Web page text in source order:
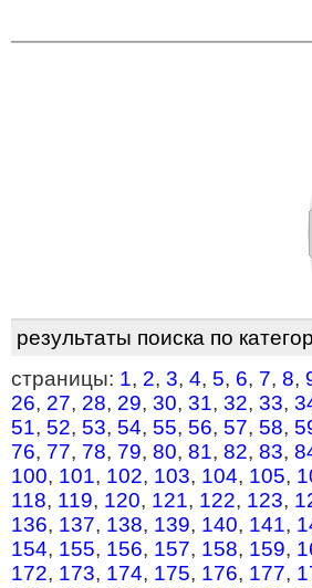
——————————
результаты поиска по
страницы: 1, 2, 3, 4, 5, 6, 7, 8,
26, 27, 28, 29, 30, 31, 32, 33,
51, 52, 53, 54, 55, 56, 57, 58,
76, 77, 78, 79, 80, 81, 82, 83,
100, 101, 102, 103, 104, 105,
118, 119, 120, 121, 122, 123,
136, 137, 138, 139, 140, 141,
154, 155, 156, 157, 158, 159,
172, 173, 174, 175, 176, 177,